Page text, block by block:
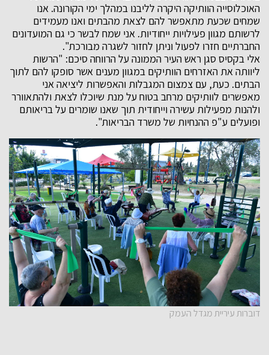
האוכלוסייה הוותיקה היקרה לליבנו במהלך ימי הקורונה. אנו
שמחים שכעת מתאפשר להם לצאת מהבתים ואנו מעמידים
לרשותם מגוון פעילויות ייחודיות. אני שמח לבשר כי גם המועדונים
החברתיים חזרו לפעול וניתן לחזור לשגרה מבורכת".
אלי בקסיס סגן ראש העיר הממונה על הרווחה סיכם: "הרשות
ליוותה את האזרחים הוותיקים במגוון מענים אשר סופקו להם לתוך
הבתים. כעת, עם צמצום המגבלות והאפשרות ליציאה אני
מאפשרים לוותיקים מרחב בטוח על מנת שיוכלו לצאת ולהתאוורר
ולהנות מפעילות עשירה וייחודית תוך שאנו שומרים על בריאותם
ופועלים ע"פ ההנחיות של משרד הבריאות".
דוברות עיריית מגדל העמק